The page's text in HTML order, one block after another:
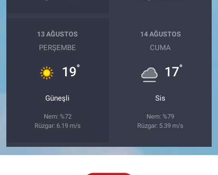
13 AĞUSTOS
PERŞEMBE
19°
Güneşli
Nem: %72
Rüzgar: 6.19 m/s
14 AĞUSTOS
CUMA
17°
Sis
Nem: %79
Rüzgar: 5.39 m/s